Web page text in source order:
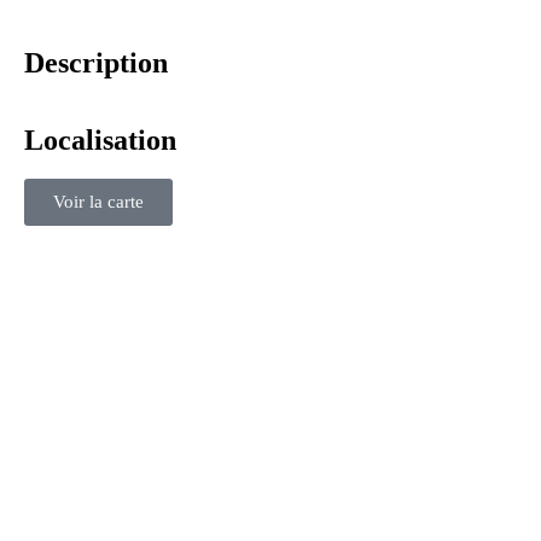
Description
Localisation
Voir la carte